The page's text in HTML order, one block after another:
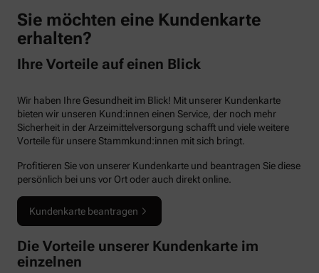
Sie möchten eine Kundenkarte
erhalten?
Ihre Vorteile auf einen Blick
Wir haben Ihre Gesundheit im Blick! Mit unserer Kundenkarte
bieten wir unseren Kund:innen einen Service, der noch mehr
Sicherheit in der Arzeimittelversorgung schafft und viele weitere
Vorteile für unsere Stammkund:innen mit sich bringt.
Profitieren Sie von unserer Kundenkarte und beantragen Sie diese
persönlich bei uns vor Ort oder auch direkt online.
Kundenkarte beantragen
Die Vorteile unserer Kundenkarte im
einzelnen